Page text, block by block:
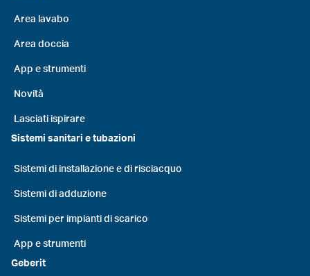
Area lavabo
Area doccia
App e strumenti
Novità
Lasciati ispirare
Sistemi sanitari e tubazioni
Sistemi di installazione e di risciacquo
Sistemi di adduzione
Sistemi per impianti di scarico
App e strumenti
Geberit